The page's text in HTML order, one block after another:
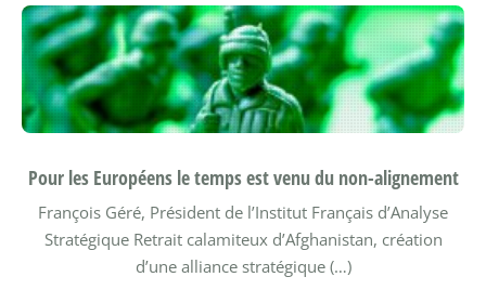
Pour les Européens le temps est venu du non-alignement
François Géré, Président de l’Institut Français d’Analyse
Stratégique Retrait calamiteux d’Afghanistan, création
d’une alliance stratégique (…)